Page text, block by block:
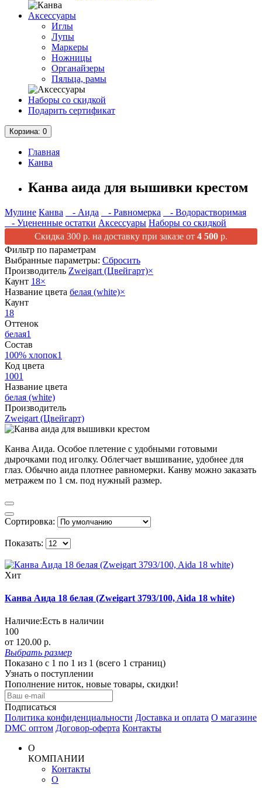
Аксессуары
Иглы
Лупы
Маркеры
Ножницы
Органайзеры
Пяльца, рамы
Наборы со скидкой
Подарить сертификат
Корзина: 0
Главная
Канва
Канва аида для вышивки крестом
Мулине Канва - Аида - Равномерка
- Водорастворимая
- Уцененные остатки Аксессуары Наборы со скидкой
Скидка 300 р. на доставку при заказе от 4 500 р.
Фильтр по параметрам
Выбранные параметры: Сбросить
Производитель Zweigart (Цвейгарт)×
Каунт 18×
Название цвета белая (white)×
Каунт
18
Оттенок
белая1
Состав
100% хлопок1
Код цвета
1001
Название цвета
белая (white)
Производитель
Zweigart (Цвейгарт)
Канва Аида. Особое плетение с удобными готовыми
дырочками под иголку. Облегчает вышивание, удобнее для
глаз. Обычно аида плотнее равномерки. Канву можно заказать
метражем по 1 см. под нужный размер.
Сортировка:
Показать:
Хит
Канва Аида 18 белая (Zweigart 3793/100, Aida 18 white)
Наличие:Есть в наличии
100
от 120.00 р.
Выбрать размер
Показано с 1 по 1 из 1 (всего 1 страниц)
Узнать о поступлении
Пополнение ниток, новые товары, скидки!
Подписаться
Политика конфиденциальности Доставка и оплата О магазине
DMC оптом Договор-оферта Контакты
О
КОМПАНИИ
Контакты
О